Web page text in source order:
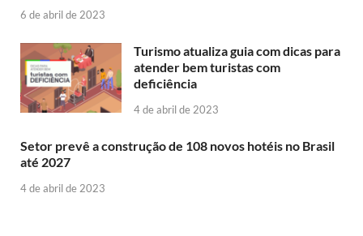
6 de abril de 2023
Turismo atualiza guia com dicas para
atender bem turistas com
deficiência
4 de abril de 2023
Setor prevê a construção de 108 novos hotéis no Brasil
até 2027
4 de abril de 2023